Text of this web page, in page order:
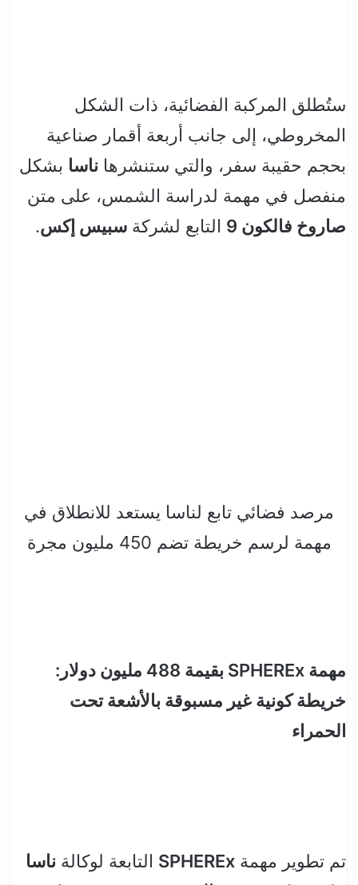
ستُطلق المركبة الفضائية، ذات الشكل
المخروطي، إلى جانب أربعة أقمار صناعية
بحجم حقيبة سفر، والتي ستنشرها ناسا بشكل
منفصل في مهمة لدراسة الشمس، على متن
صاروخ فالكون 9
التابع لشركة سبيس إكس.
مرصد فضائي تابع لناسا يستعد للانطلاق في
مهمة لرسم خريطة تضم 450 مليون مجرة
مهمة SPHEREx بقيمة 488 مليون دولار:
خريطة كونية غير مسبوقة بالأشعة تحت
الحمراء
تم تطوير مهمة SPHEREx التابعة لوكالة ناسا